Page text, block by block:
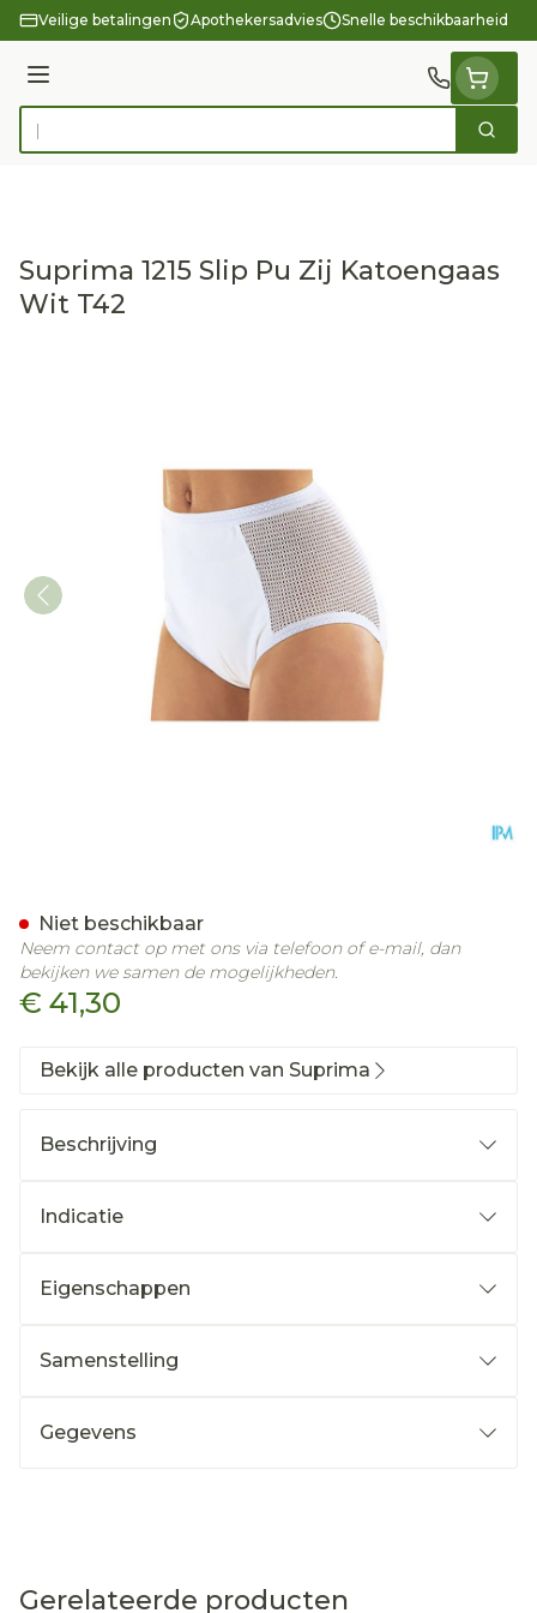
Ga naar de inhoud
Veilige betalingen Apothekersadvies Snelle beschikbaarheid
Menu
Product, merk, categorie... Zoek
Suprima 1215 Slip Pu Zij Katoengaas
Wit T42
€ 41,30
Niet beschikbaar
Neem contact op met ons via telefoon of e-mail, dan
bekijken we samen de mogelijkheden.
Bekijk alle producten van Suprima
Beschrijving
Indicatie
Eigenschappen
Samenstelling
Gegevens
Gerelateerde producten